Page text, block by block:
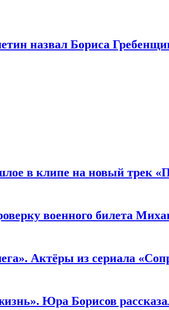
назвал Бориса
в клипе на новый трек
военного билета
Актёры из сериала
Юра Борисов